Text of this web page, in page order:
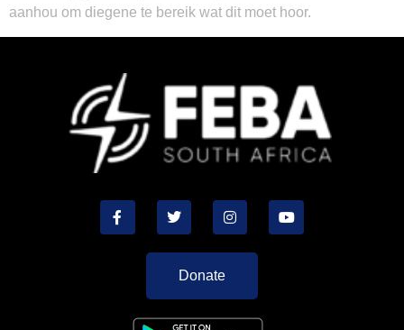
aanhou om diegene te bereik wat dit moet hoor.
Donate